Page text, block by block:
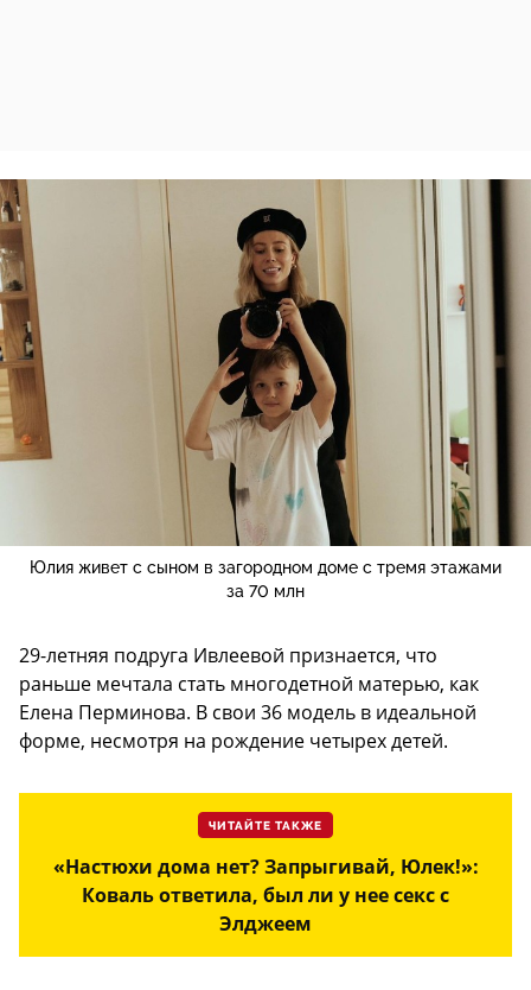
Юлия живет с сыном в загородном доме с тремя этажами
за 70 млн
29-летняя подруга Ивлеевой признается, что
раньше мечтала стать многодетной матерью, как
Елена Перминова. В свои 36 модель в идеальной
форме, несмотря на рождение четырех детей.
ЧИТАЙТЕ ТАКЖЕ
«Настюхи дома нет? Запрыгивай, Юлек!»:
Коваль ответила, был ли у нее секс с
Элджеем